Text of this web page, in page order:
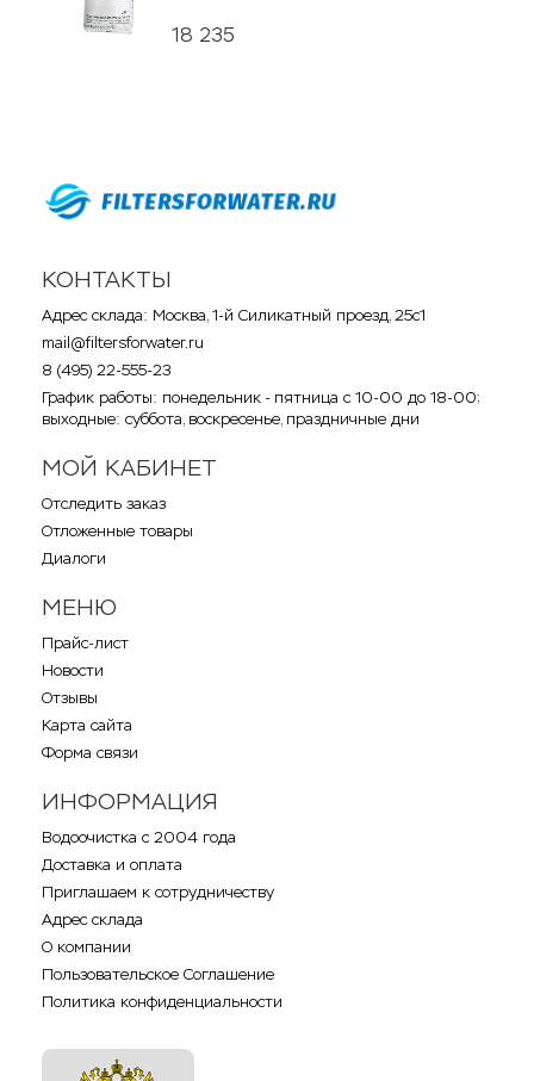
18 235
КОНТАКТЫ
Адрес склада: Москва, 1-й Силикатный проезд, 25с1
mail@filtersforwater.ru
8 (495) 22-555-23
График работы: понедельник - пятница с 10-00 до 18-00;
выходные: суббота, воскресенье, праздничные дни
МОЙ КАБИНЕТ
Отследить заказ
Отложенные товары
Диалоги
МЕНЮ
Прайс-лист
Новости
Отзывы
Карта сайта
Форма связи
ИНФОРМАЦИЯ
Водоочистка с 2004 года
Доставка и оплата
Приглашаем к сотрудничеству
Адрес склада
О компании
Пользовательское Соглашение
Политика конфиденциальности